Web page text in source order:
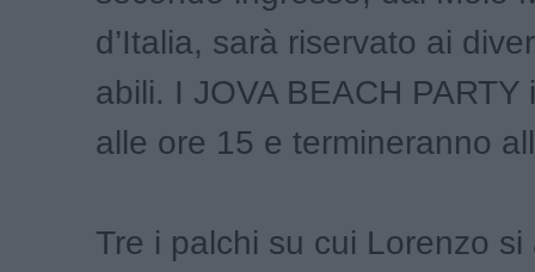
d’Italia, sarà riservato ai
abili. I JOVA BEACH PARTY
alle ore 15 e termineranno
Tre i palchi su cui Lorenzo